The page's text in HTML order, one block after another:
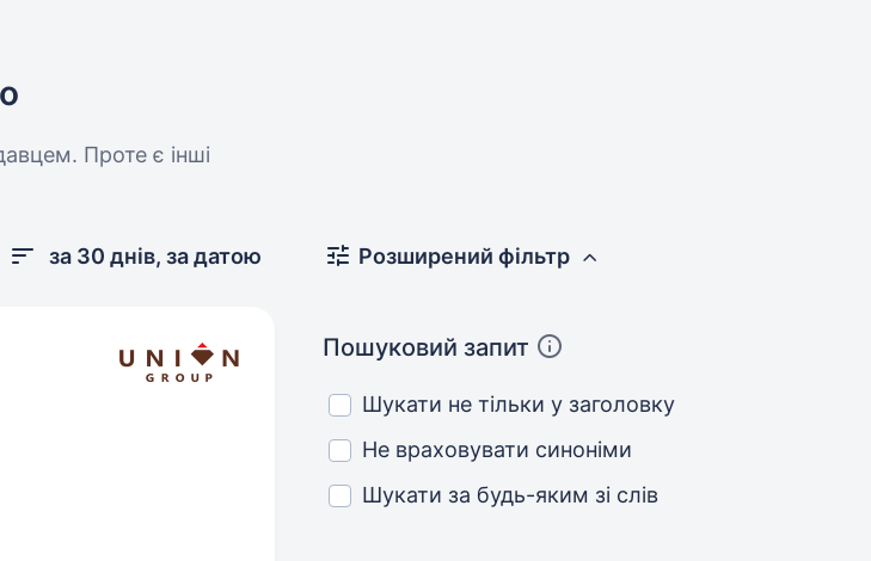
Проте є інші
за 30 днів, за датою Розширений фільтр
Пошуковий запит
Шукати не тільки у заголовку
Не враховувати синоніми
Шукати за будь-яким зі слів